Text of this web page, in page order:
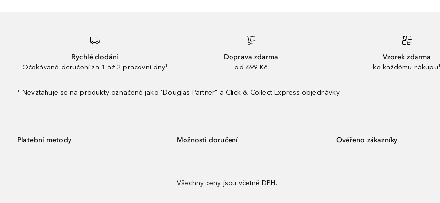
Rychlé dodání
Očekávané doručení za 1 až 2 pracovní dny¹
Doprava zdarma
od 699 Kč
Vzorek zdarma
ke každému nákupu¹
¹ Nevztahuje se na produkty označené jako "Douglas Partner" a Click & Collect Express objednávky.
Platební metody Možnosti doručení
Všechny ceny jsou včetně DPH.
Ověřeno zákazníky